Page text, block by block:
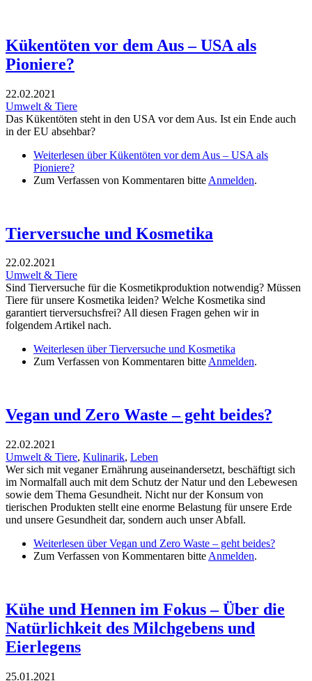
Kükentöten vor dem Aus – USA als
Pioniere?
22.02.2021
Umwelt & Tiere
Das Kükentöten steht in den USA vor dem Aus. Ist ein Ende auch
in der EU absehbar?
Weiterlesen über Kükentöten vor dem Aus – USA als
Pioniere?
Zum Verfassen von Kommentaren bitte Anmelden.
Tierversuche und Kosmetika
22.02.2021
Umwelt & Tiere
Sind Tierversuche für die Kosmetikproduktion notwendig? Müssen
Tiere für unsere Kosmetika leiden? Welche Kosmetika sind
garantiert tierversuchsfrei? All diesen Fragen gehen wir in
folgendem Artikel nach.
Weiterlesen über Tierversuche und Kosmetika
Zum Verfassen von Kommentaren bitteAnmelden.
Vegan und Zero Waste – geht beides?
22.02.2021
Umwelt & Tiere, Kulinarik, Leben
Wer sich mit veganer Ernährung auseinandersetzt, beschäftigt sich
im Normalfall auch mit dem Schutz der Natur und den Lebewesen
sowie dem Thema Gesundheit. Nicht nur der Konsum von
tierischen Produkten stellt eine enorme Belastung für unsere Erde
und unsere Gesundheit dar, sondern auch unser Abfall.
Weiterlesen über Vegan und Zero Waste – geht beides?
Zum Verfassen von Kommentaren bitte Anmelden.
Kühe und Hennen im Fokus – Über die
Natürlichkeit des Milchgebens und
Eierlegens
25.01.2021